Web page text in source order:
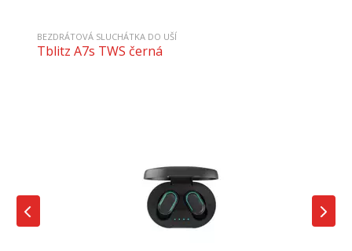
BEZDRÁTOVÁ SLUCHÁTKA DO UŠÍ
Tblitz A7s TWS černá